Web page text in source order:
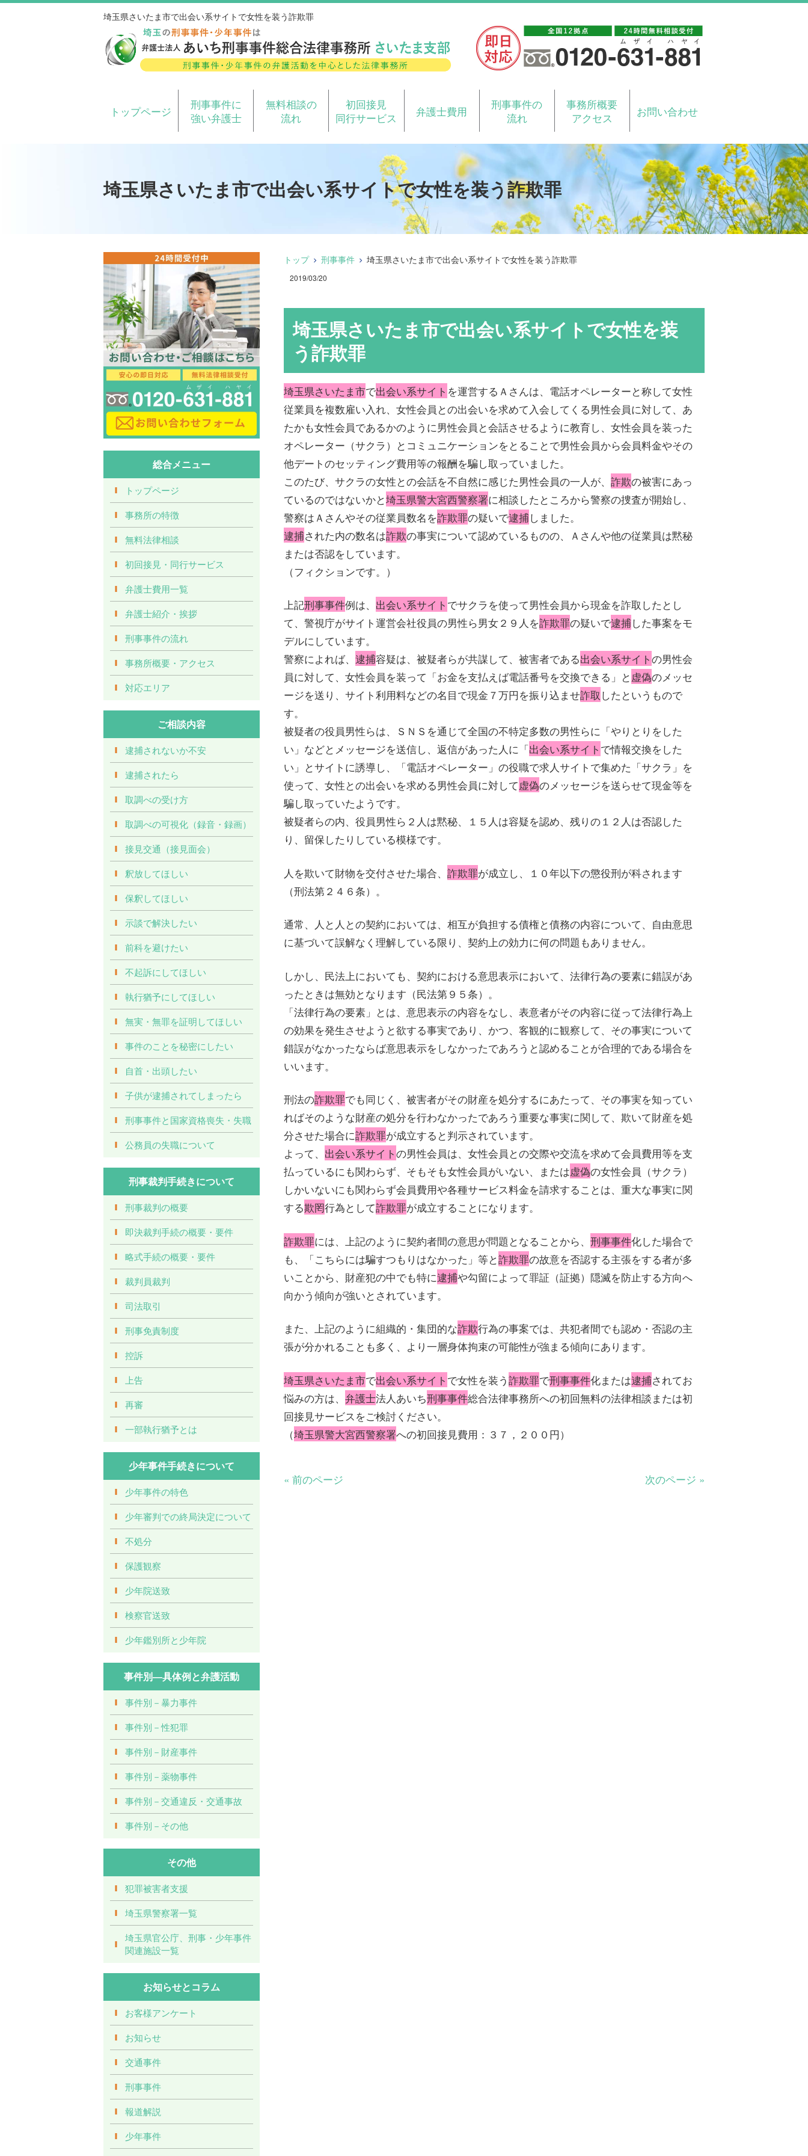
埼玉県さいたま市で出会い系サイトで女性を装う詐欺罪
トップページ
刑事事件に
強い弁護士
無料相談の
流れ
初回接見
同行サービス
弁護士費用
刑事事件の
流れ
事務所概要
アクセス
お問い合わせ
埼玉県さいたま市で出会い系サイトで女性を装う詐欺罪
トップ 刑事事件 埼玉県さいたま市で出会い系サイトで女性を装う詐欺罪
2019/03/20
埼玉県さいたま市で出会い系サイトで女性を装
う詐欺罪
埼玉県さいたま市で出会い系サイト を運営するＡさんは、電話オペレーターと称して女性
従業員を複数雇い入れ、女性会員との出会いを求めて入会してくる男性会員に対して、あ
たかも女性会員であるかのように男性会員と会話させるように教育し、女性会員を装った
オペレーター（サクラ）とコミュニケーションをとることで男性会員から会員料金やその
他デートのセッティング費用等の報酬を騙し取っていました。
このたび、サクラの女性との会話を不自然に感じた男性会員の一人が、 詐欺の被害にあっ
ているのではないかと埼玉県警大宮西警察署に相談したところから警察の捜査が開始し、
警察はＡさんやその従業員数名を詐欺罪の疑いで逮捕しました。
逮捕された内の数名は詐欺の事実について認めているものの、Ａさんや他の従業員は黙秘
または否認をしています。
（フィクションです。）
上記刑事事件例は、 出会い系サイト でサクラを使って男性会員から現金を詐取したとし
て、警視庁がサイト運営会社役員の男性ら男女２９人を詐欺罪の疑いで逮捕した事案をモ
デルにしています。
警察によれば、 逮捕容疑は、被疑者らが共謀して、被害者である出会い系サイトの男性会
員に対して、女性会員を装って「お金を支払えば電話番号を交換できる」と虚偽のメッセ
ージを送り、サイト利用料などの名目で現金７万円を振り込ませ詐取 したというもので
す。
被疑者の役員男性らは、ＳＮＳを通じて全国の不特定多数の男性らに「やりとりをした
い」などとメッセージを送信し、返信があった人に「出会い系サイト で情報交換をした
い」とサイトに誘導し、「電話オペレーター」の役職で求人サイトで集めた「サクラ」を
使って、女性との出会いを求める男性会員に対して虚偽のメッセージを送らせて現金等を
騙し取っていたようです。
被疑者らの内、役員男性ら２人は黙秘、１５人は容疑を認め、残りの１２人は否認した
り、留保したりしている模様です。
人を欺いて財物を交付させた場合、 詐欺罪が成立し、１０年以下の懲役刑が科されます
（刑法第２４６条）。
通常、人と人との契約においては、相互が負担する債権と債務の内容について、自由意思
に基づいて誤解なく理解している限り、契約上の効力に何の問題もありません。
しかし、民法上においても、契約における意思表示において、法律行為の要素に錯誤があ
ったときは無効となります（民法第９５条）。
「法律行為の要素」とは、意思表示の内容をなし、表意者がその内容に従って法律行為上
の効果を発生させようと欲する事実であり、かつ、客観的に観察して、その事実について
錯誤がなかったならば意思表示をしなかったであろうと認めることが合理的である場合を
いいます。
刑法の詐欺罪でも同じく、被害者がその財産を処分するにあたって、その事実を知ってい
ればそのような財産の処分を行わなかったであろう重要な事実に関して、欺いて財産を処
分させた場合に詐欺罪が成立すると判示されています。
よって、 出会い系サイトの男性会員は、女性会員との交際や交流を求めて会員費用等を支
払っているにも関わらず、そもそも女性会員がいない、または虚偽の女性会員（サクラ）
しかいないにも関わらず会員費用や各種サービス料金を請求することは、重大な事実に関
する欺罔行為として詐欺罪が成立することになります。
詐欺罪には、上記のように契約者間の意思が問題となることから、 刑事事件化した場合で
も、「こちらには騙すつもりはなかった」等と詐欺罪の故意を否認する主張をする者が多
いことから、財産犯の中でも特に逮捕や勾留によって罪証（証拠）隠滅を防止する方向へ
向かう傾向が強いとされています。
また、上記のように組織的・集団的な詐欺行為の事案では、共犯者間でも認め・否認の主
張が分かれることも多く、より一層身体拘束の可能性が強まる傾向にあります。
埼玉県さいたま市で出会い系サイト で女性を装う詐欺罪で刑事事件化または逮捕されてお
悩みの方は、 弁護士法人あいち刑事事件総合法律事務所への初回無料の法律相談または初
回接見サービスをご検討ください。
（埼玉県警大宮西警察署への初回接見費用：３７，２００円）
« 前のページ 次のページ »
総合メニュー
トップページ
事務所の特徴
無料法律相談
初回接見・同行サービス
弁護士費用一覧
弁護士紹介・挨拶
刑事事件の流れ
事務所概要・アクセス
対応エリア
ご相談内容
逮捕されないか不安
逮捕されたら
取調べの受け方
取調べの可視化（録音・録画）
接見交通（接見面会）
釈放してほしい
保釈してほしい
示談で解決したい
前科を避けたい
不起訴にしてほしい
執行猶予にしてほしい
無実・無罪を証明してほしい
事件のことを秘密にしたい
自首・出頭したい
子供が逮捕されてしまったら
刑事事件と国家資格喪失・失職
公務員の失職について
刑事裁判手続きについて
刑事裁判の概要
即決裁判手続の概要・要件
略式手続の概要・要件
裁判員裁判
司法取引
刑事免責制度
控訴
上告
再審
一部執行猶予とは
少年事件手続きについて
少年事件の特色
少年審判での終局決定について
不処分
保護観察
少年院送致
検察官送致
少年鑑別所と少年院
事件別―具体例と弁護活動
事件別－暴力事件
事件別－性犯罪
事件別－財産事件
事件別－薬物事件
事件別－交通違反・交通事故
事件別－その他
その他
犯罪被害者支援
埼玉県警察署一覧
埼玉県官公庁、刑事・少年事件
関連施設一覧
お知らせとコラム
お客様アンケート
お知らせ
交通事件
刑事事件
報道解説
少年事件